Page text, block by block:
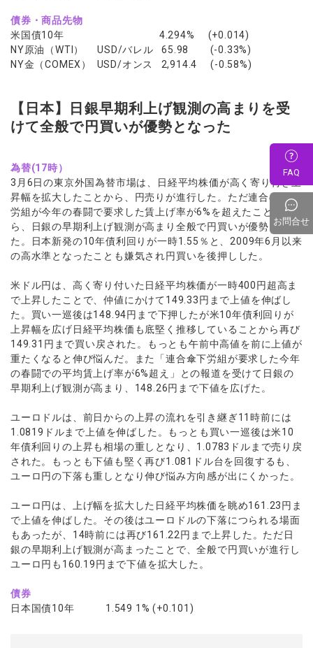
債券・商品先物
米国債10年 4.294% (+0.014)
NY原油（WTI） USD/バレル 65.98 (-0.33%)
NY金（COMEX） USD/オンス 2,914.4 (-0.58%)
【日本】日銀早期利上げ観測の高まりを受
けて全般で円買いが優勢となった
為替(17時）
3月6日の東京外国為替市場は、日経平均株価が高く寄り付き上
昇幅を拡大したことから、円売りが進行した。ただ連合の参加
労組が今年の春闘で要求した賃上げ率が6%を超えたことか
ら、日銀の早期利上げ観測が高まり全般で円買いが優勢となっ
た。日本新発の10年債利回りが一時1.55％と、2009年6月以来
の高水準となったことも嫌気され円買いを後押しした。
米ドル円は、高く寄り付いた日経平均株価が一時400円超高ま
で上昇したことで、仲値にかけて149.33円まで上値を伸ばし
た。買い一巡後は148.94円まで下押したが米10年債利回りが
上昇幅を広げ日経平均株価も底堅く推移していることから再び
149.31円まで買い戻された。もっとも午前中高値を前に上値が
重たくなると伸び悩んだ。また「連合傘下労組が要求した今年
の春闘での平均賃上げ率が6%超え」との報道を受けて日銀の
早期利上げ観測が高まり、148.26円まで下値を広げた。
ユーロドルは、前日からの上昇の流れを引き継ぎ11時前には
1.0819ドルまで上値を伸ばした。もっとも買い一巡後は米10
年債利回りの上昇も相場の重しとなり、1.0783ドルまで売り戻
された。もっとも下値も堅く再び1.081ドル台を回復するも、
ユーロ円の下落も重しとなり伸び悩み方向感が出にくかった。
ユーロ円は、上げ幅を拡大した日経平均株価を眺め161.23円ま
で上値を伸ばした。その後はユーロドルの下落につられる場面
もあったが、14時前には再び161.22円まで上昇した。ただ日
銀の早期利上げ観測が高まったことで、全般で円買いが進行し
ユーロ円も160.19円まで下値を拡大した。
債券
日本国債10年 1.549 1% (+0.101)
FAQ
お問合せ